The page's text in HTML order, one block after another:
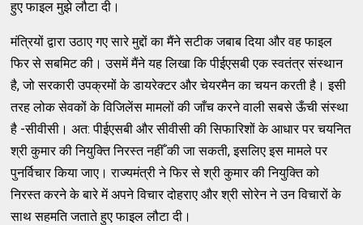
हुए फाइल मुझे लौटा दी।
मंत्रियों द्वारा उठाए गए सारे मुद्दों का मैंने सटीक जबाब दिया और वह फाइल
फिर से सबमिट की। उसमें मैंने यह लिखा कि पीईएसबी एक स्वतंत्र संस्थान
है, जो सरकारी उपक्रमों के डायरेक्टर और चेयरमैन का चयन करती है। इसी
तरह लोक सेवकों के विजिलेंस मामलों की जाँच करने वाली सबसे ऊँची संस्था
है -सीवीसी। अत: पीईएसबी और सीवीसी की सिफारिशों के आधार पर चयनित
श्री कुमार की नियुक्ति निरस्त नहीँ की जा सकती, इसलिए इस मामले पर
पुनर्विचार किया जाए। राज्यमंत्री ने फिर से श्री कुमार की नियुक्ति को
निरस्त करने के बारे में अपने विचार दोहराए और श्री सोरेन ने उन विचारों के
साथ सहमति जताते हुए फाइल लौटा दी।